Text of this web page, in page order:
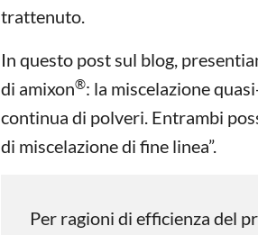
trattenuto.
In questo post sul blog,
di amixon®: la miscelazione
continua di polveri. Entrambi
di miscelazione di fine linea”.
Per ragioni di efficienza del